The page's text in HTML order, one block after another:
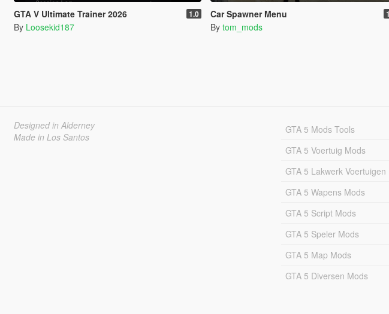
GTA V Ultimate Trainer 2026 1.0
By Loosekid187
Car Spawner Menu
By tom_mods
Designed in Alderney
Made in Los Santos
GTA 5 Mods Tools
GTA 5 Voertuig Mods
GTA 5 Lakwerk Voertuigen
GTA 5 Wapens Mods
GTA 5 Script Mods
GTA 5 Speler Mods
GTA 5 Map Mods
GTA 5 Diversen Mods